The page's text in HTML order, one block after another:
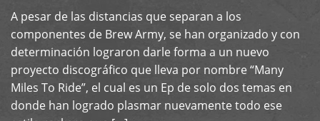
A pesar de las distancias que separan a los
componentes de Brew Army, se han organizado y con
determinación lograron darle forma a un nuevo
proyecto discográfico que lleva por nombre “Many
Miles To Ride”, el cual es un Ep de solo dos temas en
donde han logrado plasmar nuevamente todo ese
+